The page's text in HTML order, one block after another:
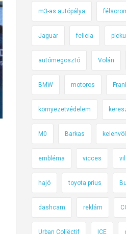
m3-as autópálya
Jaguar felicia
autómegosztó Volán
BMW motoros
környezetvédelem
M0 Barkas
embléma vicces
hajó toyota prius
dashcam reklám
Urban Collëctif ICE